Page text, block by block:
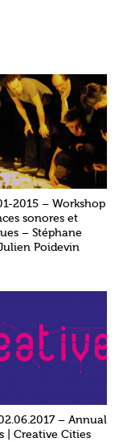
2015 – Workshop
sonores et
– Stéphane
Poidevin
– Annual
| Creative Cities